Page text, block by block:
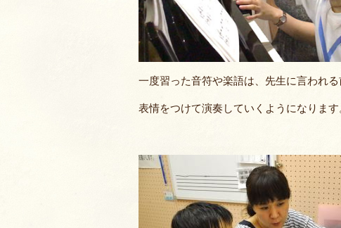
一度習った音符や楽語は、先生に言われる
表情をつけて演奏していくようになります